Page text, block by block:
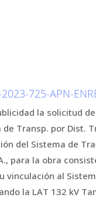
2023-725-APN-
la solicitud
de Transp. por Dist.
del Sistema de
para la obra
vinculación al
la LAT 132 kV